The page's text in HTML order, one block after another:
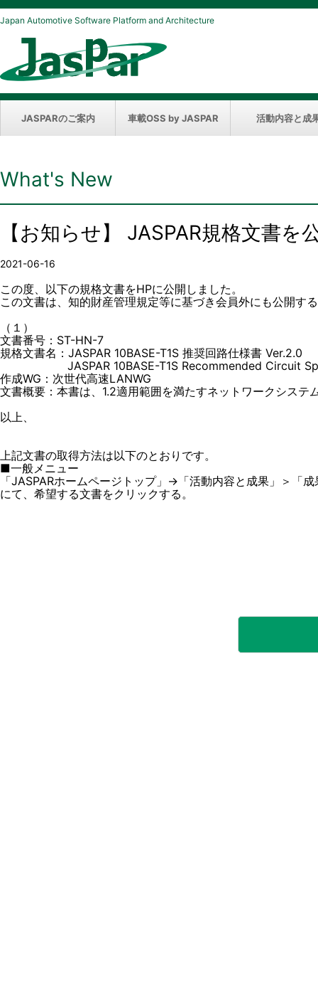
Japan Automotive Software Platform and Architecture
JASPARのご案内 車載OSS by JASPAR 活動内容と成
What's New
【お知らせ】 JASPAR規格文書を
2021-06-16
この度、以下の規格文書をHPに公開しました。
この文書は、知的財産管理規定等に基づき会員外にも公開す
（１）
文書番号：ST-HN-7
規格文書名：JASPAR 10BASE-T1S 推奨回路仕様書 Ver.2.0
JASPAR 10BASE-T1S Recommended Circuit
作成WG：次世代高速LANWG
文書概要：本書は、1.2適用範囲を満たすネットワークシステ
以上、
上記文書の取得方法は以下のとおりです。
■一般メニュー
「JASPARホームページトップ」→「活動内容と成果」＞「
にて、希望する文書をクリックする。